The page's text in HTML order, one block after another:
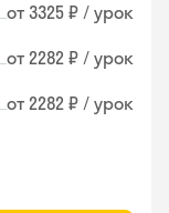
от 3325 ₽ / урок
от 2282 ₽ / урок
от 2282 ₽ / урок